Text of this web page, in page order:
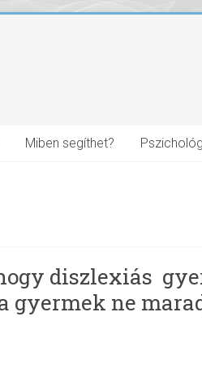
Miben segíthet?
diszlexiás
gyermek ne